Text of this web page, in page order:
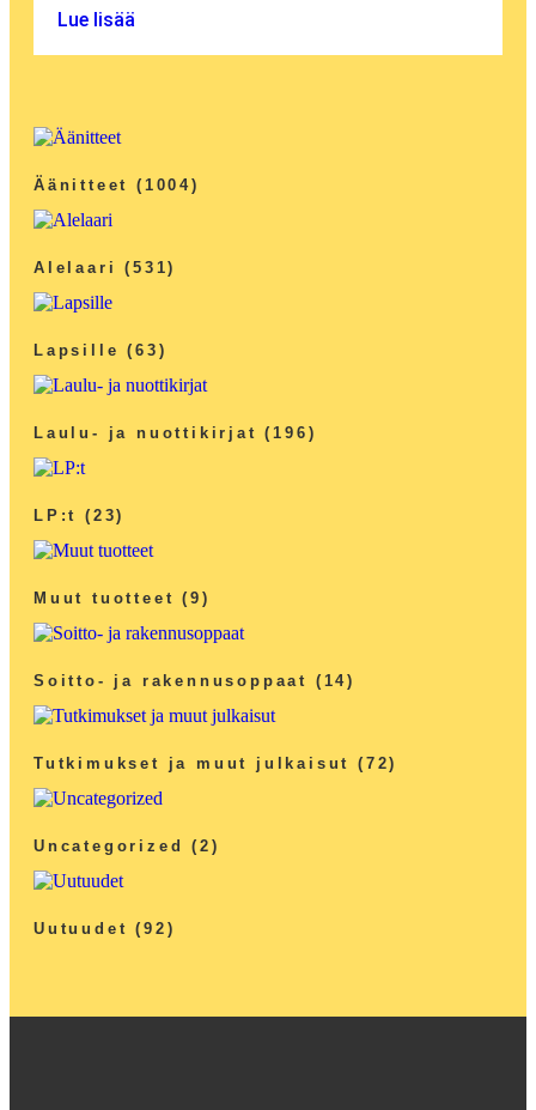
Lue lisää
Äänitteet(1004)
Alelaari(531)
Lapsille(63)
Laulu- ja nuottikirjat(196)
LP:t (23)
Muut tuotteet(9)
Soitto- ja rakennusoppaat (14)
Tutkimukset ja muut julkaisut(72)
Uncategorized(2)
Uutuudet(92)